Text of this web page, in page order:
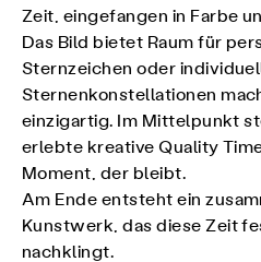
Zeit, eingefangen in Farbe
Das Bild bietet Raum für
Sternzeichen oder
Sternenkonstellationen
einzigartig. Im Mittelpunkt
erlebte kreative Quality
Moment, der bleibt.
Am Ende entsteht ein
Kunstwerk, das diese Zeit
nachklingt.